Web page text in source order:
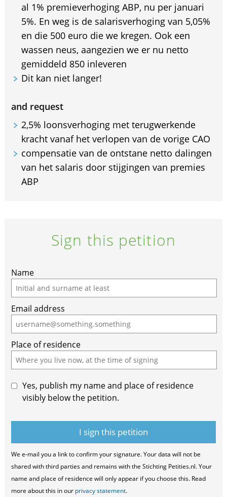
al 1% premieverhoging ABP, nu per januari
5%. En weg is de salarisverhoging van 5,05%
en die 500 euro die we kregen. Ook een
wassen neus, aangezien we er nu netto
gemiddeld 850 inleveren
Dit kan niet langer!
and request
2,5% loonsverhoging met terugwerkende
kracht vanaf het verlopen van de vorige CAO
compensatie van de ontstane netto dalingen
van het salaris door stijgingen van premies
ABP
Sign this petition
Name
Email address
Place of residence
Yes, publish my name and place of residence
visibly below the petition.
We e-mail you a link to confirm your signature. Your data will not be
shared with third parties and remains with the Stichting Petities.nl. Your
name and place of residence will only appear if you choose this. Read
more about this in our privacy statement.